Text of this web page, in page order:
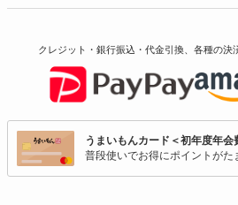
クレジット・銀行振込・代金引換、各種の決
うまいもんカード＜初年度年会
普段使いでお得にポイントがた